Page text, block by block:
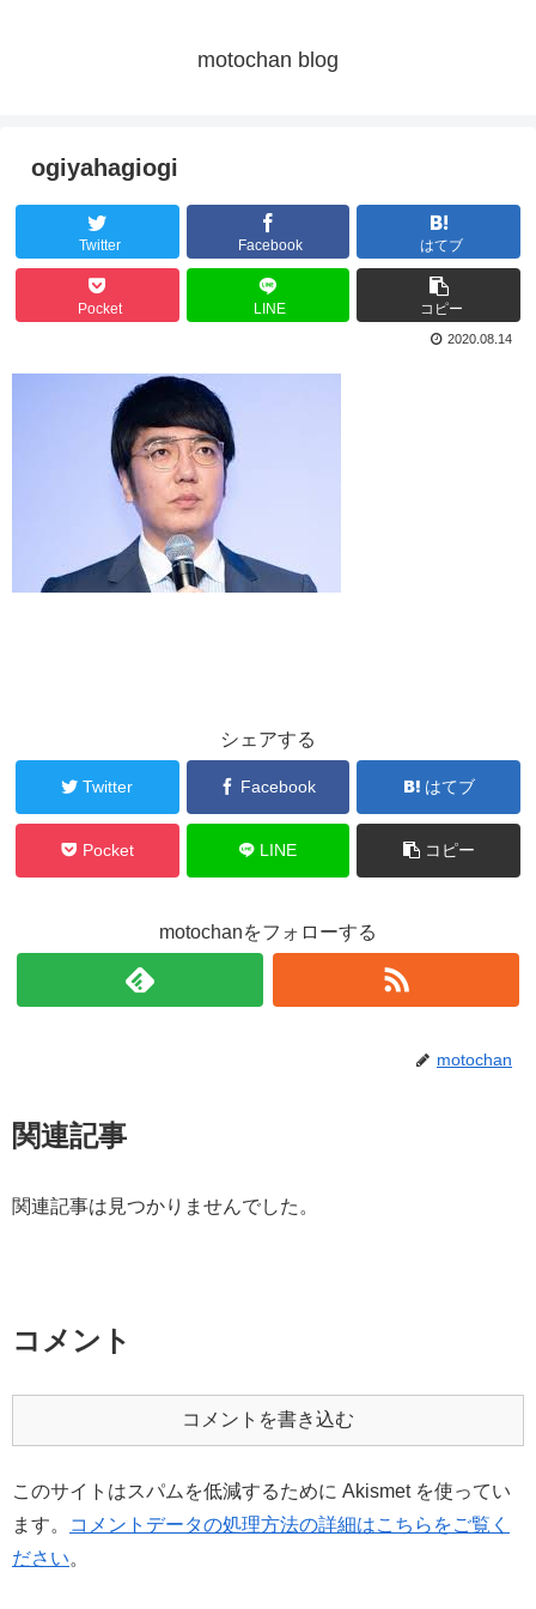
motochan blog
ogiyahagiogi
Twitter Facebook はてブ
Pocket LINE コピー
2020.08.14
シェアする
Twitter Facebook はてブ
Pocket LINE コピー
motochanをフォローする
motochan
関連記事
関連記事は見つかりませんでした。
コメント
コメントを書き込む
このサイトはスパムを低減するために Akismet を使ってい
ます。
コメントデータの処理方法の詳細はこちらをご覧く
ださい。